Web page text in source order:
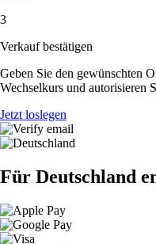
3
Verkauf bestätigen
Geben Sie den gewünschten
Wechselkurs und autorisieren
Jetzt loslegen
Für Deutschland